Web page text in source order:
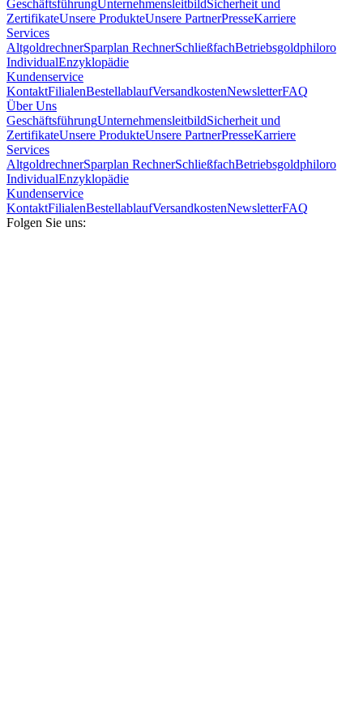
GeschäftsführungUnternehmensleitbildSicherheit und
ZertifikateUnsere ProdukteUnsere PartnerPresseKarriere
Services
AltgoldrechnerSparplan RechnerSchließfachBetriebsgoldphiloro
IndividualEnzyklopädie
Kundenservice
KontaktFilialenBestellablaufVersandkostenNewsletterFAQ
Über Uns
GeschäftsführungUnternehmensleitbildSicherheit und
ZertifikateUnsere ProdukteUnsere PartnerPresseKarriere
Services
AltgoldrechnerSparplan RechnerSchließfachBetriebsgoldphiloro
IndividualEnzyklopädie
Kundenservice
KontaktFilialenBestellablaufVersandkostenNewsletterFAQ
Folgen Sie uns: